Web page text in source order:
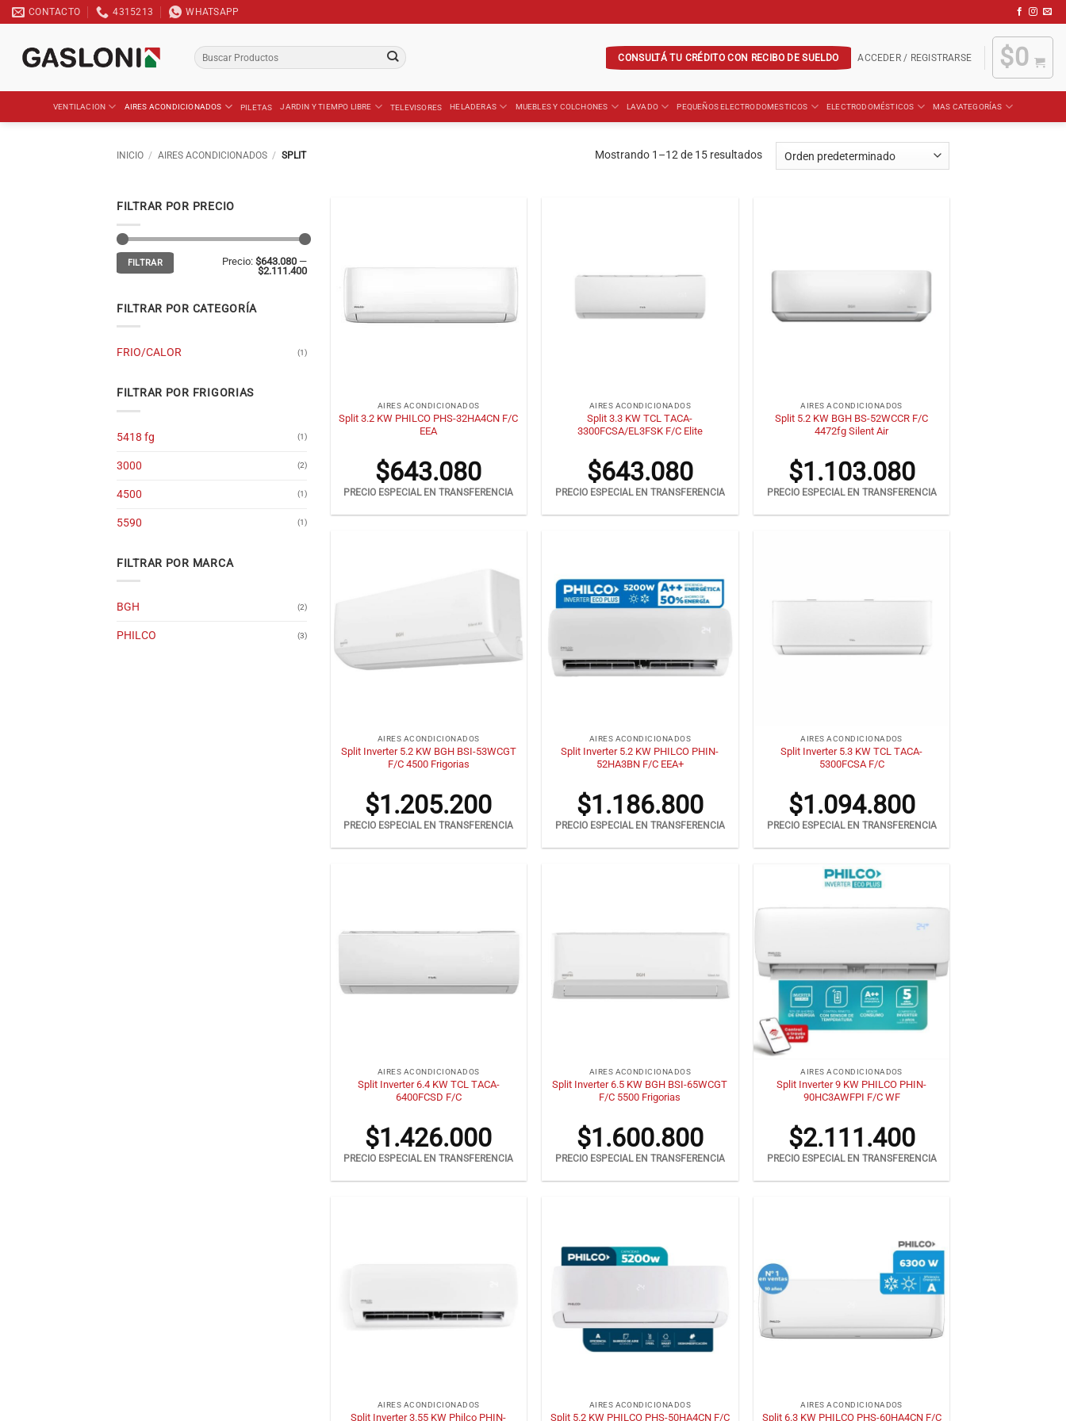
Saltar
al
contenido
CONTACTO 4315213 WHATSAPP
Buscar
por:
CONSULTÁ TU CRÉDITO CON RECIBO DE SUELDO ACCEDER / REGISTRARSE $0
VENTILACION AIRES ACONDICIONADOS PILETAS JARDIN Y TIEMPO LIBRE TELEVISORES HELADERAS MUEBLES Y COLCHONES LAVADO PEQUEÑOS ELECTRODOMESTICOS ELECTRODOMÉSTICOS MAS CATEGORÍAS
INICIO / AIRES ACONDICIONADOS / SPLIT Mostrando 1–12 de 15 resultados
FILTRAR POR PRECIO
Precio
mínimo
Precio
máximo
FILTRAR Precio: $643.080 —
$2.111.400
FILTRAR POR CATEGORÍA
FRIO/CALOR (1)
FILTRAR POR FRIGORIAS
5418 fg (1)
3000 (2)
4500 (1)
5590 (1)
FILTRAR POR MARCA
BGH (2)
PHILCO (3)
AIRES ACONDICIONADOS
Split 3.2 KW PHILCO PHS-32HA4CN F/C
EEA
$643.080
PRECIO ESPECIAL EN TRANSFERENCIA
AIRES ACONDICIONADOS
Split 3.3 KW TCL TACA-
3300FCSA/EL3FSK F/C Elite
$643.080
PRECIO ESPECIAL EN TRANSFERENCIA
AIRES ACONDICIONADOS
Split 5.2 KW BGH BS-52WCCR F/C
4472fg Silent Air
$1.103.080
PRECIO ESPECIAL EN TRANSFERENCIA
AIRES ACONDICIONADOS
Split Inverter 5.2 KW BGH BSI-53WCGT
F/C 4500 Frigorias
$1.205.200
PRECIO ESPECIAL EN TRANSFERENCIA
AIRES ACONDICIONADOS
Split Inverter 5.2 KW PHILCO PHIN-
52HA3BN F/C EEA+
$1.186.800
PRECIO ESPECIAL EN TRANSFERENCIA
AIRES ACONDICIONADOS
Split Inverter 5.3 KW TCL TACA-
5300FCSA F/C
$1.094.800
PRECIO ESPECIAL EN TRANSFERENCIA
AIRES ACONDICIONADOS
Split Inverter 6.4 KW TCL TACA-
6400FCSD F/C
$1.426.000
PRECIO ESPECIAL EN TRANSFERENCIA
AIRES ACONDICIONADOS
Split Inverter 6.5 KW BGH BSI-65WCGT
F/C 5500 Frigorias
$1.600.800
PRECIO ESPECIAL EN TRANSFERENCIA
+
AIRES ACONDICIONADOS
Split Inverter 9 KW PHILCO PHIN-
90HC3AWFPI F/C WF
$2.111.400
PRECIO ESPECIAL EN TRANSFERENCIA
AIRES ACONDICIONADOS
Split Inverter 3.55 KW Philco PHIN-
AIRES ACONDICIONADOS
Split 5.2 KW PHILCO PHS-50HA4CN F/C
AIRES ACONDICIONADOS
Split 6.3 KW PHILCO PHS-60HA4CN F/C